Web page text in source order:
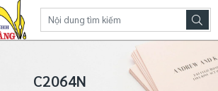
C2064N